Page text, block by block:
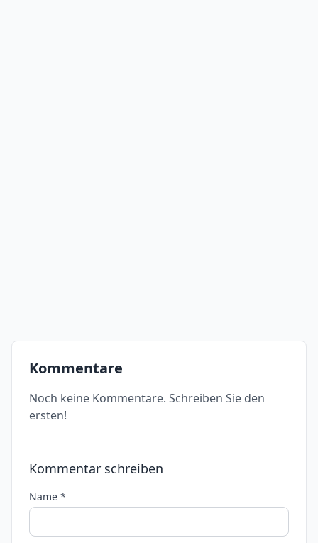
Kommentare
Noch keine Kommentare. Schreiben Sie den
ersten!
Kommentar schreiben
Name *